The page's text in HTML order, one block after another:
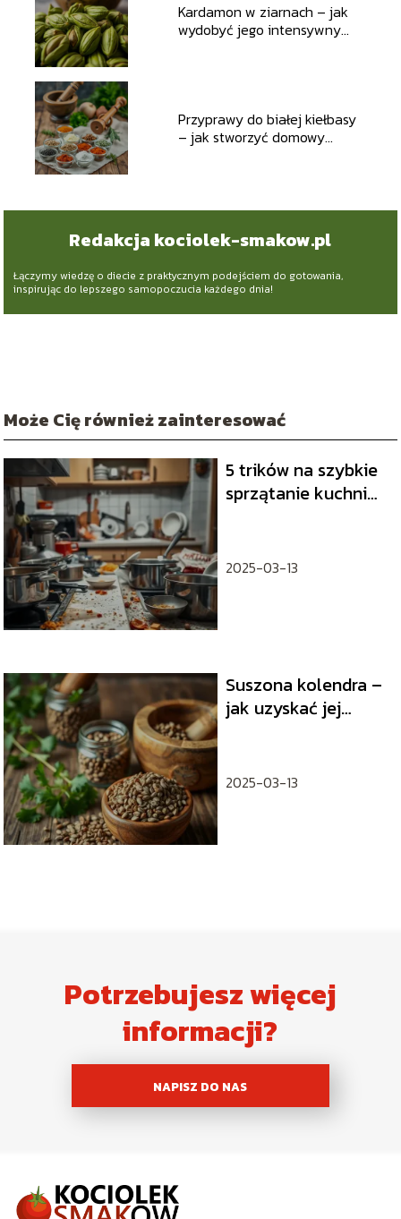
Kardamon w ziarnach – jak
wydobyć jego intensywny
Przyprawy do białej kiełbasy
– jak stworzyć domowy
Redakcja kociolek-smakow.pl
Łączymy wiedzę o diecie z praktycznym podejściem do gotowania,
inspirując do lepszego samopoczucia każdego dnia!
Może Cię również zainteresować
5 trików na szybkie
sprzątanie kuchni
2025-03-13
Suszona kolendra –
jak uzyskać jej
2025-03-13
Potrzebujesz więcej
informacji?
NAPISZ DO NAS